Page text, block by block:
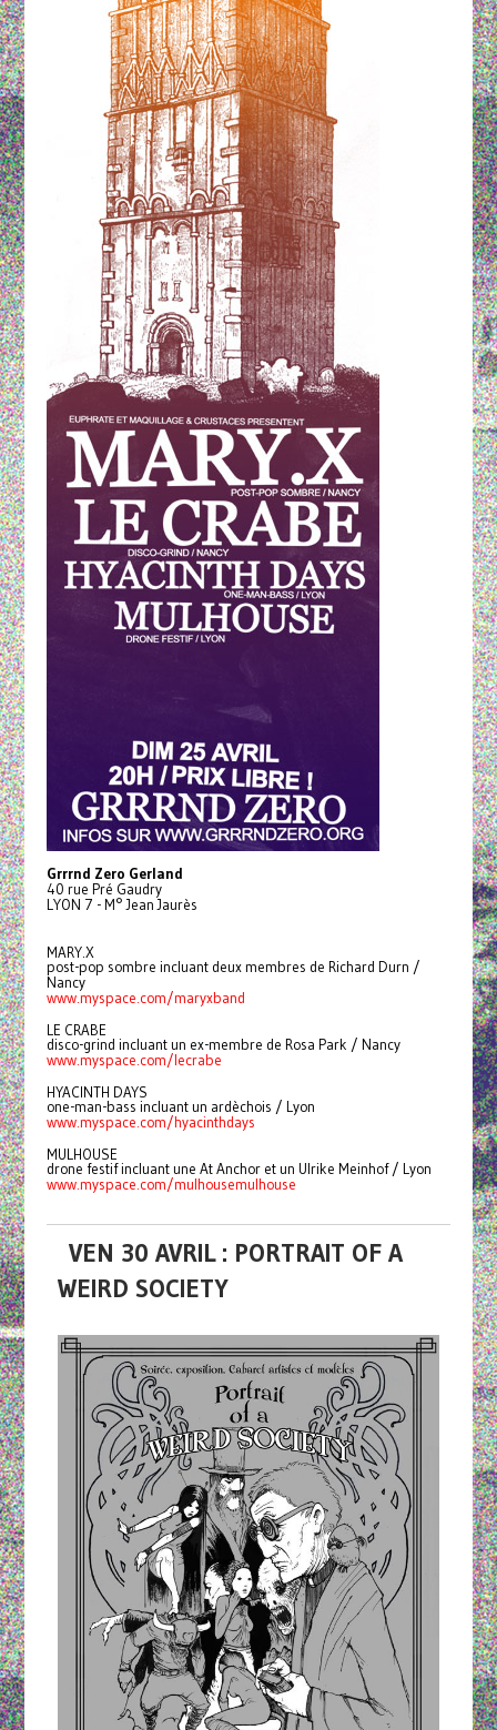
Grrrnd Zero Gerland
40 rue Pré Gaudry
LYON 7 - M° Jean Jaurès
MARY.X
post-pop sombre incluant deux membres de Richard Durn /
Nancy
www.myspace.com/maryxband
LE CRABE
disco-grind incluant un ex-membre de Rosa Park / Nancy
www.myspace.com/lecrabe
HYACINTH DAYS
one-man-bass incluant un ardèchois / Lyon
www.myspace.com/hyacinthdays
MULHOUSE
drone festif incluant une At Anchor et un Ulrike Meinhof / Lyon
www.myspace.com/mulhousemulhouse
VEN 30 AVRIL : PORTRAIT OF A
WEIRD SOCIETY